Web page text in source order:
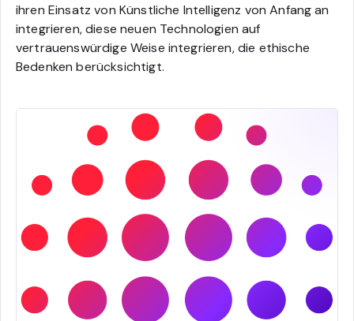
ihren Einsatz von Künstliche Intelligenz von Anfang an
integrieren, diese neuen Technologien auf
vertrauenswürdige Weise integrieren, die ethische
Bedenken berücksichtigt.